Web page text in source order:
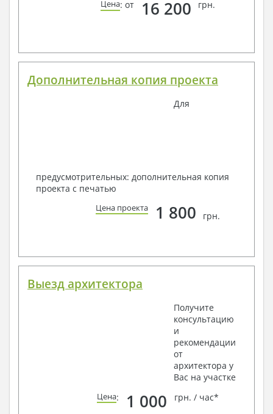
Цена: от 16 200 грн.
Дополнительная копия проекта
Для
предусмотрительных: дополнительная копия
проекта с печатью
Цена проекта 1 800 грн.
Выезд архитектора
Получите
консультацию
и
рекомендации
от
архитектора у
Вас на участке
Цена: 1 000 грн. / час*